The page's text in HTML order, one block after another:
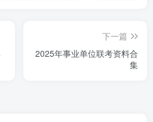
下一篇
2025年事业单位联考资料合
集